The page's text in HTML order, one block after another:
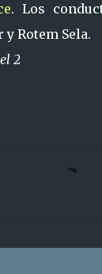
. Los
y Rotem Sela.
2